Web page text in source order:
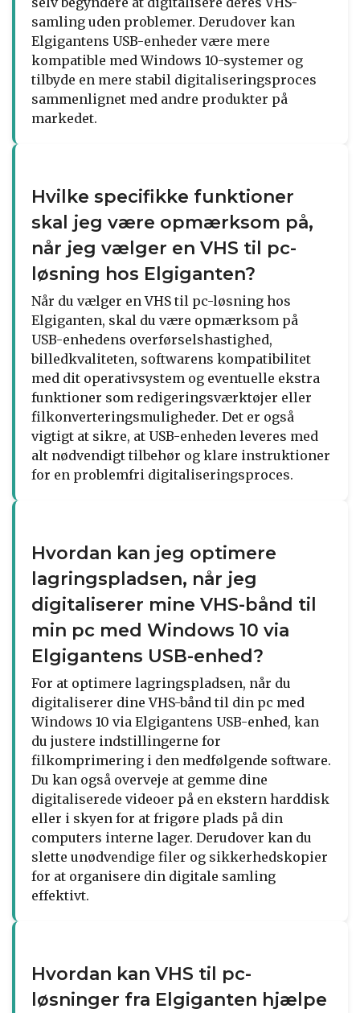
samling uden problemer. Derudover kan
Elgigantens USB-enheder være mere
kompatible med Windows 10-systemer og
tilbyde en mere stabil digitaliseringsproces
sammenlignet med andre produkter på
markedet.
Hvilke specifikke funktioner
skal jeg være opmærksom på,
når jeg vælger en VHS til pc-
løsning hos Elgiganten?
Når du vælger en VHS til pc-løsning hos
Elgiganten, skal du være opmærksom på
USB-enhedens overførselshastighed,
billedkvaliteten, softwarens kompatibilitet
med dit operativsystem og eventuelle ekstra
funktioner som redigeringsværktøjer eller
filkonverteringsmuligheder. Det er også
vigtigt at sikre, at USB-enheden leveres med
alt nødvendigt tilbehør og klare instruktioner
for en problemfri digitaliseringsproces.
Hvordan kan jeg optimere
lagringspladsen, når jeg
digitaliserer mine VHS-bånd til
min pc med Windows 10 via
Elgigantens USB-enhed?
For at optimere lagringspladsen, når du
digitaliserer dine VHS-bånd til din pc med
Windows 10 via Elgigantens USB-enhed, kan
du justere indstillingerne for
filkomprimering i den medfølgende software.
Du kan også overveje at gemme dine
digitaliserede videoer på en ekstern harddisk
eller i skyen for at frigøre plads på din
computers interne lager. Derudover kan du
slette unødvendige filer og sikkerhedskopier
for at organisere din digitale samling
effektivt.
Hvordan kan VHS til pc-
løsninger fra Elgiganten hjælpe